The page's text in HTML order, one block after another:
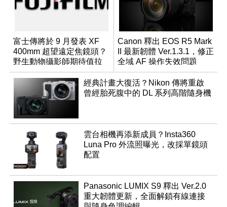
富士傳將於 9 月發表 XF
400mm 超望遠定焦鏡頭？
野生動物攝影師期待值拉
滿
Canon 釋出 EOS R5 Mark
II 最新韌體 Ver.1.3.1，修正
全域 AF 操作失效問題
經典計畫大復活？Nikon 傳將重啟
曾經胎死腹中的 DL 系列高階隨身機
雲台相機再添新成員？Insta360
Luna Pro 外流照曝光，改採單鏡頭
配置
Panasonic LUMIX S9 釋出 Ver.2.0
重大韌體更新，全面解鎖有線連接